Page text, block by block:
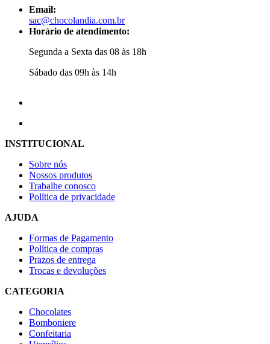
Email:
sac@chocolandia.com.br
Horário de atendimento:
Segunda a Sexta das 08 às 18h
Sábado das 09h às 14h
INSTITUCIONAL
Sobre nós
Nossos produtos
Trabalhe conosco
Política de privacidade
AJUDA
Formas de Pagamento
Política de compras
Prazos de entrega
Trocas e devoluções
CATEGORIA
Chocolates
Bomboniere
Confeitaria